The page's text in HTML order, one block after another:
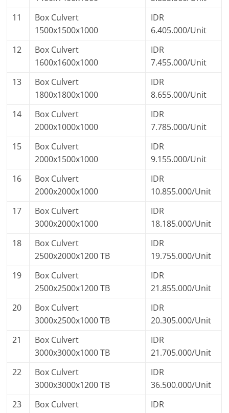
11
Box Culvert
1500x1500x1000
IDR
6.405.000/Unit
12
Box Culvert
1600x1600x1000
IDR
7.455.000/Unit
13
Box Culvert
1800x1800x1000
IDR
8.655.000/Unit
14
Box Culvert
2000x1000x1000
IDR
7.785.000/Unit
15
Box Culvert
2000x1500x1000
IDR
9.155.000/Unit
16
Box Culvert
2000x2000x1000
IDR
10.855.000/Unit
17
Box Culvert
3000x2000x1000
IDR
18.185.000/Unit
18
Box Culvert
2500x2000x1200 TB
IDR
19.755.000/Unit
19
Box Culvert
2500x2500x1200 TB
IDR
21.855.000/Unit
20
Box Culvert
3000x2500x1000 TB
IDR
20.305.000/Unit
21
Box Culvert
3000x3000x1000 TB
IDR
21.705.000/Unit
22
Box Culvert
3000x3000x1200 TB
IDR
36.500.000/Unit
23
Box Culvert
IDR